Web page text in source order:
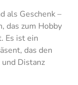
als Geschenk –
das zum Hobby
Es ist ein
das den
Distanz